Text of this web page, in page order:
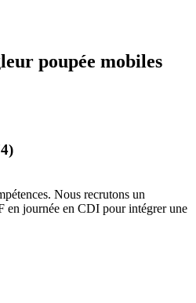
poupée mobiles
Nous recrutons un
en journée en CDI pour intégrer une